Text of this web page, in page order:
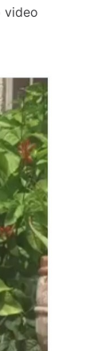
video